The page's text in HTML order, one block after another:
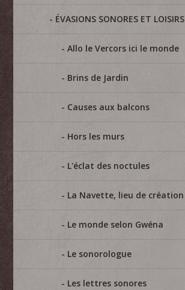
ÉVASIONS SONORES ET LOISIRS
Allo le Vercors ici le monde
Brins de Jardin
Causes aux balcons
Hors les murs
L'éclat des noctules
La Navette, lieu de création
Le monde selon Gwéna
Le sonorologue
Les lettres sonores